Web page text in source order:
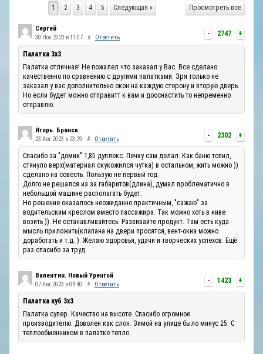
Просмотреть все
1 2 3 4 5 Следующая »
- 2747 +
Сергей
30 Ноя 2023 в 11:07 # Ответить
Палатка 3х3
Палатка отличная! Не пожалел что заказал у Вас. Все сделано
качественно по сравнению с другими палатками. Зря только не
заказал у вас дополнительно окон на каждую сторону и вторую дверь.
Но если будет можно отправитт к вам и дооснастить то непременно
отправлю.
- 2302 +
Игорь. Брянск.
23 Авг 2023 в 23:29 # Ответить
Спасибо за "домик" 1,85 дуплекс. Печку сам делал. Как баню топил,
стянуло верх(материал скукожился чутка) в остальном, жить можно ))
сделано на совесть. Пользую не первый год.
Долго не решался из за габаритов(длина), думал проблематично в
небольшой машине располагать будет.
Но решение оказалось неожиданно практичным, "сажаю" за
водительским креслом вместо пассажира. Так можно хоть в ниве
возить )). Не останавливайтесь. Развивайте продукт. Там есть куда
мысль приложить(клапана на двери просятся, вент-окна можно
доработать и т.д. ). Желаю здоровья, удачи и творческих успехов. Ещё
раз спасибо за труд.
- 1423 +
Валентин. Новый Уренгой
07 Авг 2023 в 08:40 # Ответить
Палатка куб 3х3
Палатка супер. Качество на высоте. Спасибо огромное
производителю. Доволен как слон. Зимой на улице было минус 25. С
теплообменником в палатке тепло.